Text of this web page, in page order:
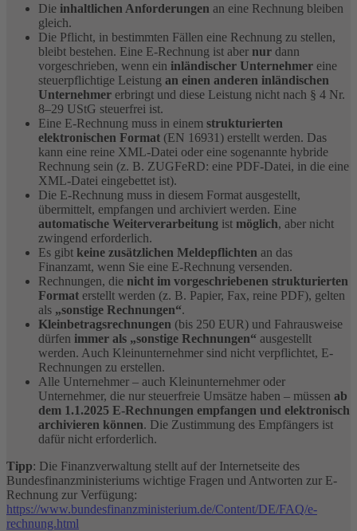
Die inhaltlichen Anforderungen an eine Rechnung bleiben
gleich.
Die Pflicht, in bestimmten Fällen eine Rechnung zu stellen,
bleibt bestehen. Eine E-Rechnung ist aber nur dann
vorgeschrieben, wenn ein inländischer Unternehmer eine
steuerpflichtige Leistung an einen anderen inländischen
Unternehmer erbringt und diese Leistung nicht nach § 4 Nr.
8–29 UStG steuerfrei ist.
Eine E-Rechnung muss in einem strukturierten
elektronischen Format (EN 16931) erstellt werden. Das
kann eine reine XML-Datei oder eine sogenannte hybride
Rechnung sein (z. B. ZUGFeRD: eine PDF-Datei, in die eine
XML-Datei eingebettet ist).
Die E-Rechnung muss in diesem Format ausgestellt,
übermittelt, empfangen und archiviert werden. Eine
automatische Weiterverarbeitung ist möglich, aber nicht
zwingend erforderlich.
Es gibt keine zusätzlichen Meldepflichten an das
Finanzamt, wenn Sie eine E-Rechnung versenden.
Rechnungen, die nicht im vorgeschriebenen strukturierten
Format erstellt werden (z. B. Papier, Fax, reine PDF), gelten
als „sonstige Rechnungen“.
Kleinbetragsrechnungen (bis 250 EUR) und Fahrausweise
dürfen immer als „sonstige Rechnungen“ ausgestellt
werden. Auch Kleinunternehmer sind nicht verpflichtet, E-
Rechnungen zu erstellen.
Alle Unternehmer – auch Kleinunternehmer oder
Unternehmer, die nur steuerfreie Umsätze haben – müssen ab
dem 1.1.2025 E-Rechnungen empfangen und elektronisch
archivieren können. Die Zustimmung des Empfängers ist
dafür nicht erforderlich.
Tipp: Die Finanzverwaltung stellt auf der Internetseite des
Bundesfinanzministeriums wichtige Fragen und Antworten zur E-
Rechnung zur Verfügung:
https://www.bundesfinanzministerium.de/Content/DE/FAQ/e-
rechnung.html